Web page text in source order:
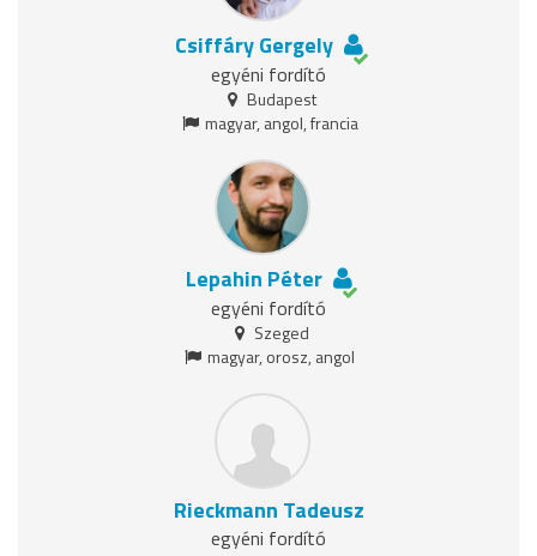
Csiffáry Gergely
egyéni fordító
Budapest
magyar, angol, francia
Lepahin Péter
egyéni fordító
Szeged
magyar, orosz, angol
Rieckmann Tadeusz
egyéni fordító